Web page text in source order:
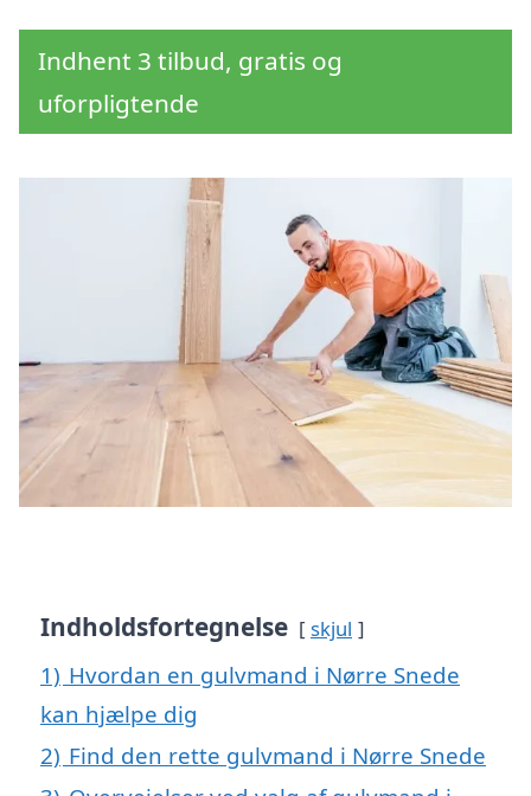
Indhent 3 tilbud, gratis og
uforpligtende
Indholdsfortegnelse skjul
1) Hvordan en gulvmand i Nørre Snede
kan hjælpe dig
2) Find den rette gulvmand i Nørre Snede